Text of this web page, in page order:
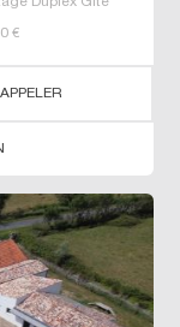
€
APPELER